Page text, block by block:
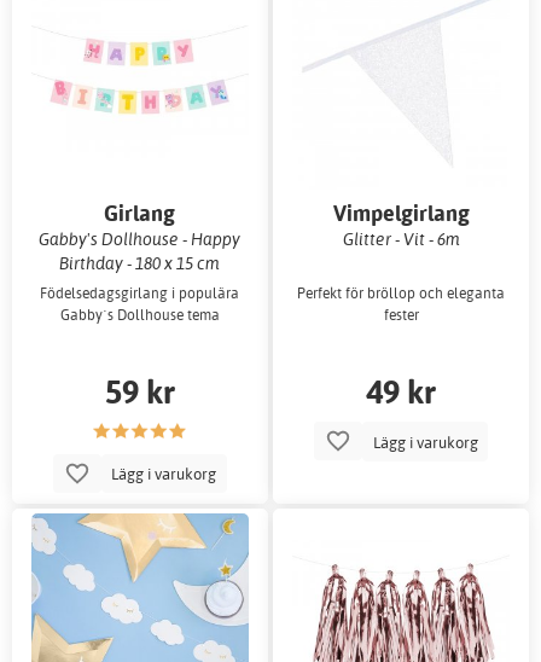
Girlang
Gabby's Dollhouse - Happy
Birthday - 180 x 15 cm
Födelsedagsgirlang i populära
Gabby´s Dollhouse tema
59 kr
Lägg i varukorg
Vimpelgirlang
Glitter - Vit - 6m
Perfekt för bröllop och eleganta
fester
49 kr
Lägg i varukorg